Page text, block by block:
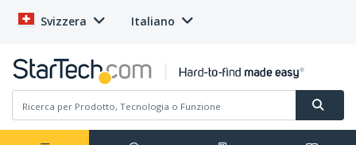
Svizzera Italiano